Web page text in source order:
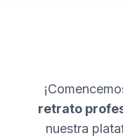
retrato
nuestra